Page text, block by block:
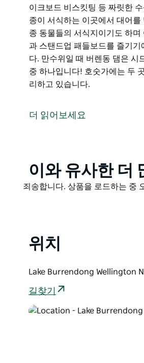
이크보드 비스킷팅 등 짜릿한
종이 서식하는 이곳에서 대어
종 동물들의 서식지이기도 하
과 스탠드업 패들보드를 즐기
다. 만수위일 때 버렌동 댐은 시
중 하나입니다! 호숫가에는 두
리하고 있습니다.
이크보드 비스킷팅 등 짜릿한
만수위일 때 버렌동 댐은 시드
하나입니다! 호숫가에는 두 곳
더 읽어보세요
Product
List
이와 유사한 더
Product
죄송합니다. 상품을 로드하는 중
위치
Lake Burrendong Wellington
길찾기